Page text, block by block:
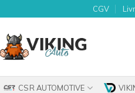
CGV
CSR AUTOMOTIVE